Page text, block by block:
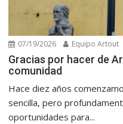
07/19/2026 Equipo Artout
Gracias por hacer de
comunidad
Hace diez años
sencilla, pero
oportunidades para...